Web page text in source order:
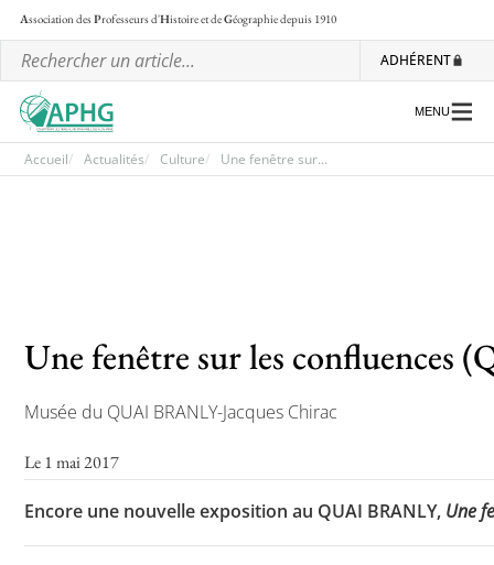
Association desProfesseurs d'Histoire et deGéographiedepuis 1910
ADHÉRENT
Communiqués et motions
MENU
Accueil Actualités Culture Une fenêtre sur...
Une fenêtre sur les confluences
Musée du QUAI BRANLY-Jacques Chirac
Le 1 mai 2017
Encore une nouvelle exposition au QUAI BRANLY, Une